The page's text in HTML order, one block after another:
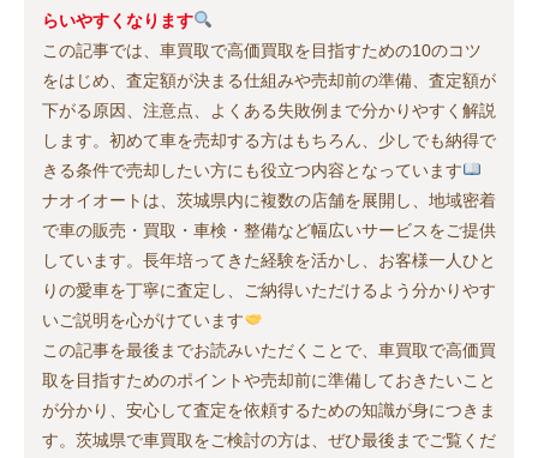
らいやすくなります
この記事では、車買取で高価買取を目指すための10のコツ
をはじめ、査定額が決まる仕組みや売却前の準備、査定額が
下がる原因、注意点、よくある失敗例まで分かりやすく解説
します。初めて車を売却する方はもちろん、少しでも納得で
きる条件で売却したい方にも役立つ内容となっています
ナオイオートは、茨城県内に複数の店舗を展開し、地域密着
で車の販売・買取・車検・整備など幅広いサービスをご提供
しています。長年培ってきた経験を活かし、お客様一人ひと
りの愛車を丁寧に査定し、ご納得いただけるよう分かりやす
いご説明を心がけています
この記事を最後までお読みいただくことで、車買取で高価買
取を目指すためのポイントや売却前に準備しておきたいこと
が分かり、安心して査定を依頼するための知識が身につきま
す。茨城県で車買取をご検討の方は、ぜひ最後までご覧くだ